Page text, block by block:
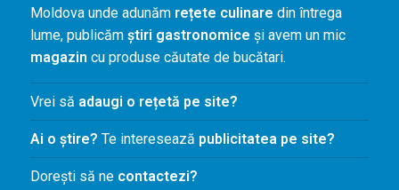
Nutriție
Moldova unde adunăm rețete culinare din întrega
lume, publicăm știri gastronomice și avem un mic
magazin cu produse căutate de bucătari.
Vrei să adaugi o rețetă pe site?
Ai o știre? Te interesează publicitatea pe site?
Dorești să necontactezi?